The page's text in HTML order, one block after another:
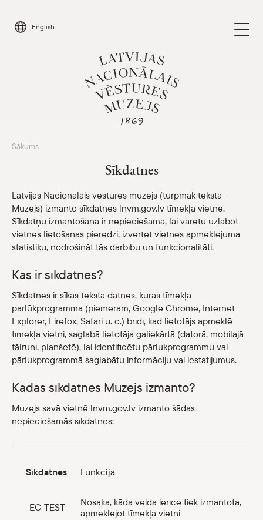
content
English
Apmeklēt
Par mums Parādīt
Skolām
Veikals
eMuzejs
Lasi viegli
Sākums
Sīkdatnes
Latvijas Nacionālais vēstures muzejs (turpmāk tekstā –
Muzejs) izmanto sīkdatnes lnvm.gov.lv tīmekļa vietnē.
Sīkdatņu izmantošana ir nepieciešama, lai varētu uzlabot
vietnes lietošanas pieredzi, izvērtēt vietnes apmeklējuma
statistiku, nodrošināt tās darbību un funkcionalitāti.
Kas ir sīkdatnes?
Sīkdatnes ir sīkas teksta datnes, kuras tīmekļa
pārlūkprogramma (piemēram, Google Chrome, Internet
Explorer, Firefox, Safari u. c.) brīdī, kad lietotājs apmeklē
tīmekļa vietni, saglabā lietotāja galiekārtā (datorā, mobilajā
tālrunī, planšetē), lai identificētu pārlūkprogrammu vai
pārlūkprogrammā saglabātu informāciju vai iestatījumus.
Kādas sīkdatnes Muzejs izmanto?
Muzejs savā vietnē lnvm.gov.lv izmanto šādas
nepieciešamās sīkdatnes:
Sīkdatnes Funkcija
_EC_TEST_
Nosaka, kāda veida ierīce tiek izmantota,
apmeklējot tīmekļa vietni